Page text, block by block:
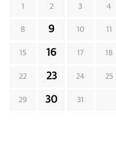
1 2 3 4
8 9 10 11
15 16 17 18
22 23 24 25
29 30 31